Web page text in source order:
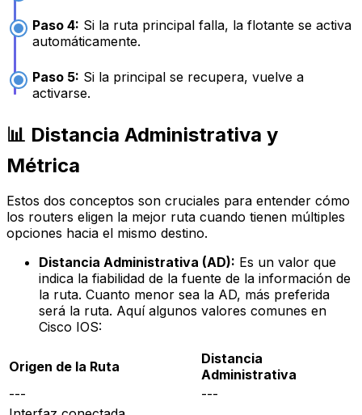
Paso 4: Si la ruta principal falla, la flotante se activa
automáticamente.
Paso 5: Si la principal se recupera, vuelve a
activarse.
📊 Distancia Administrativa y
Métrica
Estos dos conceptos son cruciales para entender cómo
los routers eligen la mejor ruta cuando tienen múltiples
opciones hacia el mismo destino.
Distancia Administrativa (AD): Es un valor que
indica la fiabilidad de la fuente de la información de
la ruta. Cuanto menor sea la AD, más preferida
será la ruta. Aquí algunos valores comunes en
Cisco IOS:
Origen de la Ruta
Distancia
Administrativa
---
---